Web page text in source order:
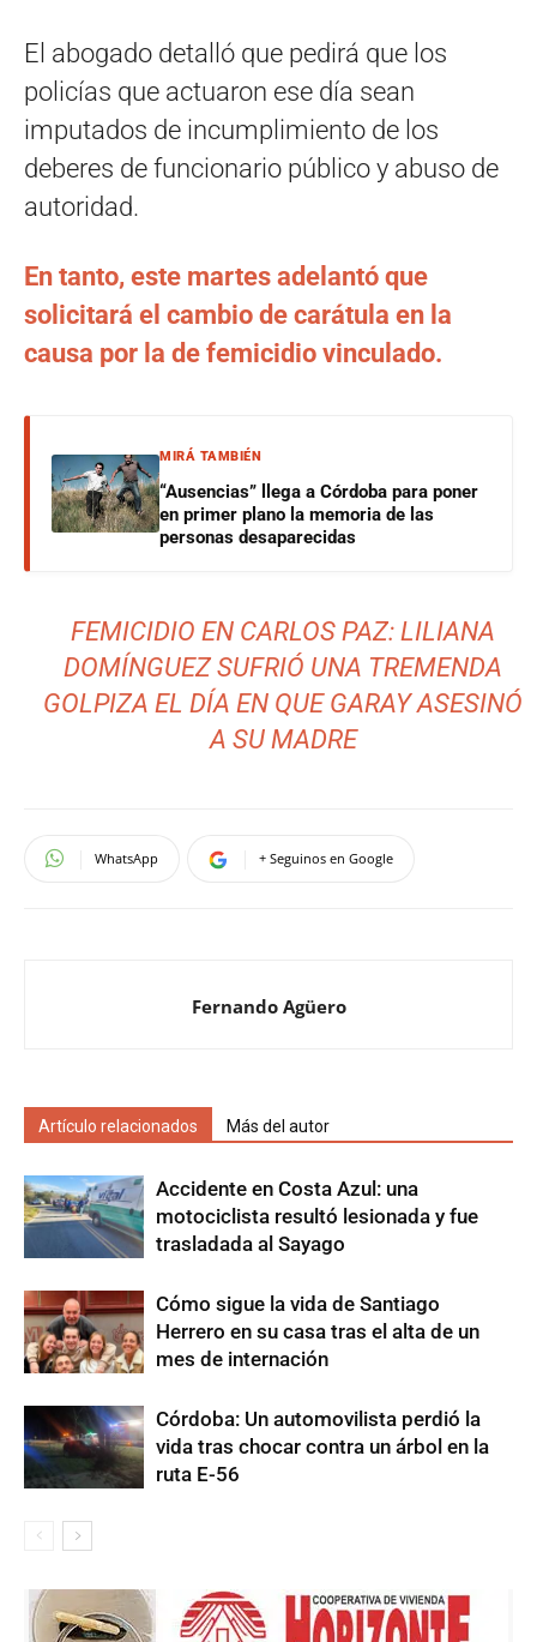
El abogado detalló que pedirá que los
policías que actuaron ese día sean
imputados de incumplimiento de los
deberes de funcionario público y abuso de
autoridad.
En tanto, este martes adelantó que
solicitará el cambio de carátula en la
causa por la de femicidio vinculado.
MIRÁ TAMBIÉN
“Ausencias” llega a Córdoba para poner
en primer plano la memoria de las
personas desaparecidas
FEMICIDIO EN CARLOS PAZ: LILIANA
DOMÍNGUEZ SUFRIÓ UNA TREMENDA
GOLPIZA EL DÍA EN QUE GARAY ASESINÓ
A SU MADRE
WhatsApp + Seguinos en Google
Fernando Agüero
Artículo relacionados Más del autor
Accidente en Costa Azul: una
motociclista resultó lesionada y fue
trasladada al Sayago
Cómo sigue la vida de Santiago
Herrero en su casa tras el alta de un
mes de internación
Córdoba: Un automovilista perdió la
vida tras chocar contra un árbol en la
ruta E-56